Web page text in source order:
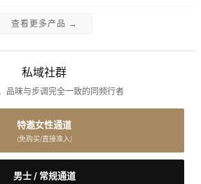
查看更多产品 →
私域社群
品味与步调完全一致的同频行者
特邀女性通道
(免购买/直接准入)
男士 / 常规通道